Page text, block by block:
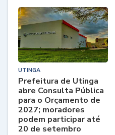
UTINGA
Prefeitura de Utinga
abre Consulta Pública
para o Orçamento de
2027; moradores
podem participar até
20 de setembro